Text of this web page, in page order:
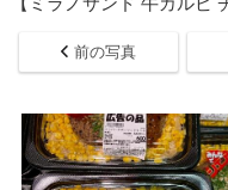
前の写真